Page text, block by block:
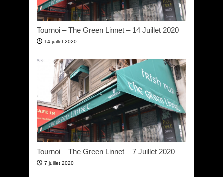
Tournoi – The Green Linnet – 14 Juillet 2020
14 juillet 2020
Tournoi – The Green Linnet – 7 Juillet 2020
7 juillet 2020